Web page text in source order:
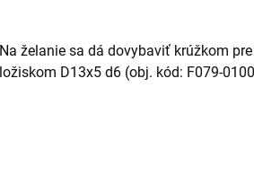
Na želanie sa dá dovybaviť krúžkom
ložiskom D13x5 d6 (obj. kód: F079-